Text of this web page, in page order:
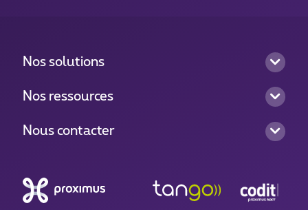
Nos solutions
Nos ressources
Nous contacter